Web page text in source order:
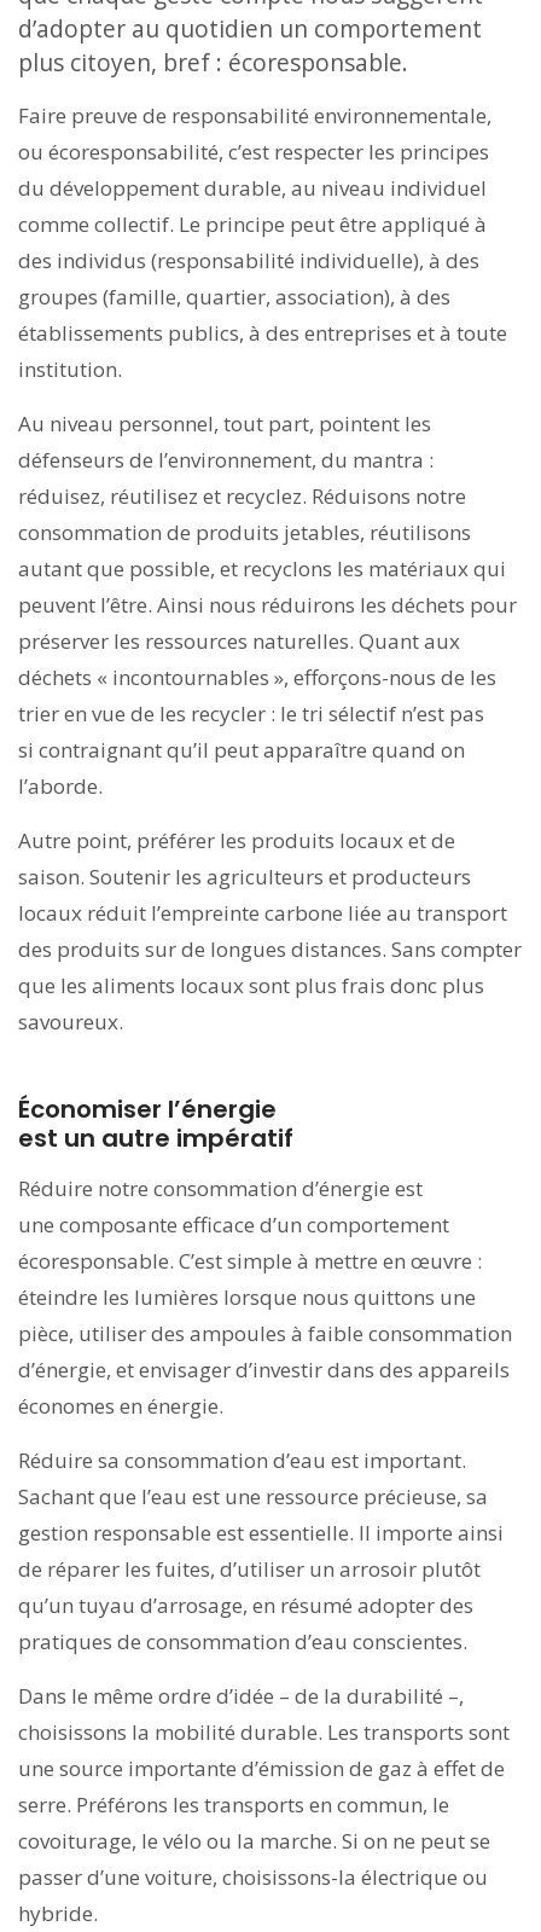
d’adopter au quotidien un comportement
plus citoyen, bref : écoresponsable.
Faire preuve de responsabilité environnementale,
ou écoresponsabilité, c’est respecter les principes
du développement durable, au niveau individuel
comme collectif. Le principe peut être appliqué à
des individus (responsabilité individuelle), à des
groupes (famille, quartier, association), à des
établissements publics, à des entreprises et à toute
institution.
Au niveau personnel, tout part, pointent les
défenseurs de l’environnement, du mantra :
réduisez, réutilisez et recyclez. Réduisons notre
consommation de produits jetables, réutilisons
autant que possible, et recyclons les matériaux qui
peuvent l’être. Ainsi nous réduirons les déchets pour
préserver les ressources naturelles. Quant aux
déchets « incontournables », efforçons-nous de les
trier en vue de les recycler : le tri sélectif n’est pas
si contraignant qu’il peut apparaître quand on
l’aborde.
Autre point, préférer les produits locaux et de
saison. Soutenir les agriculteurs et producteurs
locaux réduit l’empreinte carbone liée au transport
des produits sur de longues distances. Sans compter
que les aliments locaux sont plus frais donc plus
savoureux.
Économiser l’énergie
est un autre impératif
Réduire notre consommation d’énergie est
une composante efficace d’un comportement
écoresponsable. C’est simple à mettre en œuvre :
éteindre les lumières lorsque nous quittons une
pièce, utiliser des ampoules à faible consommation
d’énergie, et envisager d’investir dans des appareils
économes en énergie.
Réduire sa consommation d’eau est important.
Sachant que l’eau est une ressource précieuse, sa
gestion responsable est essentielle. Il importe ainsi
de réparer les fuites, d’utiliser un arrosoir plutôt
qu’un tuyau d’arrosage, en résumé adopter des
pratiques de consommation d’eau conscientes.
Dans le même ordre d’idée – de la durabilité –,
choisissons la mobilité durable. Les transports sont
une source importante d’émission de gaz à effet de
serre. Préférons les transports en commun, le
covoiturage, le vélo ou la marche. Si on ne peut se
passer d’une voiture, choisissons-la électrique ou
hybride.